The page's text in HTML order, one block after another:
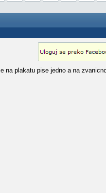
na plakatu pise jedno a na